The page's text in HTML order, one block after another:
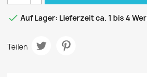
 Auf Lager: Lieferzeit ca. 1 bis 4
Teilen